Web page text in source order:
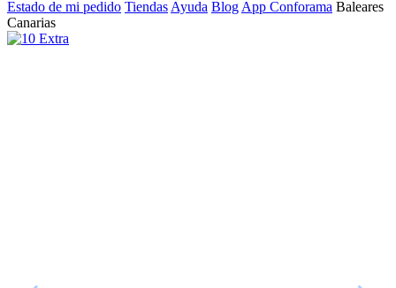
Estado de mi pedido Tiendas Ayuda Blog App Conforama Baleares
Canarias